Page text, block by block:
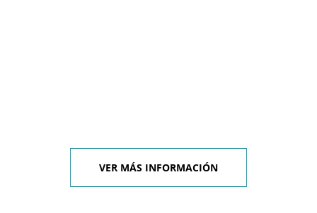
VER MÁS INFORMACIÓN